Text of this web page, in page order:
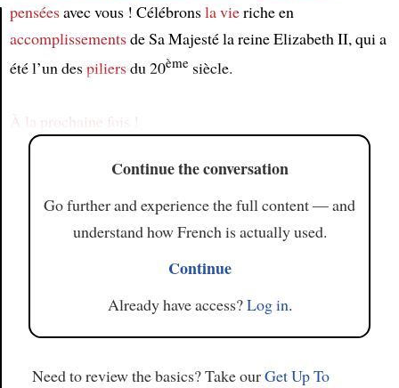
Article
penséesavec vous ! Célébronsla vieriche en
accomplissementsde Sa Majesté la reine Elizabeth II, qui a
été l’un despiliers du 20èmesiècle.
À la prochaine fois !
Continue the conversation
Go further and experience the full content — and
understand how French is actually used.
Continue
Already have access?Log in.
Need to review the basics? Take ourGet Up To